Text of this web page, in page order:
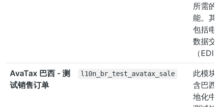
所需的
能。其
包括电
数据交
（EDI
AvaTax 巴西 - 测
试销售订单
l10n_br_test_avatax_sale
此模块
含巴西
地化中